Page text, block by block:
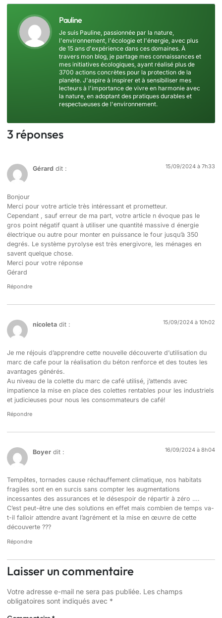
Pauline
Je suis Pauline, passionnée par la nature,
l'environnement, l'écologie et l'énergie, avec plus
de 15 ans d'expérience dans ces domaines. À
travers mon blog, je partage mes connaissances et
mes initiatives écologiques, ayant réalisé plus de
3700 actions concrètes pour la protection de la
planète. J'aspire à inspirer et à sensibiliser mes
lecteurs à l'importance de vivre en harmonie avec
la nature, en adoptant des pratiques durables et
respectueuses de l'environnement.
3 réponses
Gérard dit : 15/09/2024 à 7h33
Bonjour
Merci pour votre article très intéressant et prometteur.
Cependant , sauf erreur de ma part, votre article n évoque pas le
gros point négatif quant à utiliser une quantité massive d énergie
électrique ou autre pour monter en puissance le four jusqu’à 350
degrés. Le système pyrolyse est très energivore, les ménages en
savent quelque chose.
Merci pour votre réponse
Gérard
Répondre
nicoleta dit : 15/09/2024 à 10h02
Je me réjouis d’apprendre cette nouvelle découverte d’utilisation du
marc de cafe pour la réalisation du béton renforce et des toutes les
avantages générés.
Au niveau de la colette du marc de café utilisé, j’attends avec
impatience la mise en place des colettes rentables pour les industriels
et judicieuses pour nous les consommateurs de café!
Répondre
Boyer dit : 16/09/2024 à 8h04
Tempêtes, tornades cause réchauffement climatique, nos habitats
fragiles sont en en surcis sans compter les augmentations
incessantes des assurances et le désespoir de répartir à zéro ….
C’est peut-être une des solutions en effet mais combien de temps va-
t-il falloir attendre avant l’agrément et la mise en œuvre de cette
découverte ???
Répondre
Laisser un commentaire
Votre adresse e-mail ne sera pas publiée. Les champs
obligatoires sont indiqués avec *